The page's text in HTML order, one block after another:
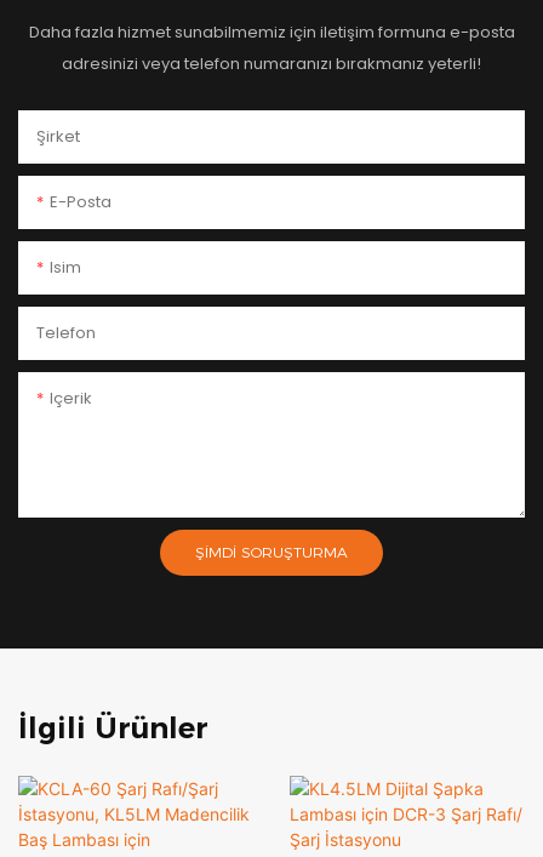
Daha fazla hizmet sunabilmemiz için iletişim formuna e-posta
adresinizi veya telefon numaranızı bırakmanız yeterli!
Şirket
E-Posta
Isim
Telefon
Içerik
ŞIMDI SORUŞTURMA
İlgili Ürünler